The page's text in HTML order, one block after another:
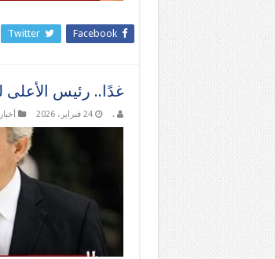
Facebook
Twitter
غدًا.. رئيس الأعلى
. 24 فبراير، 2026